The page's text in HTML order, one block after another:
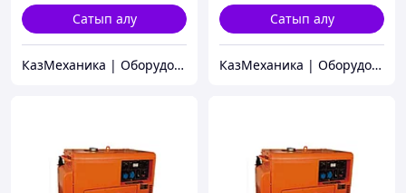
Сатып алу
КазМеханика | Оборудование TOR
Сатып алу
КазМеханика | Оборудование TOR